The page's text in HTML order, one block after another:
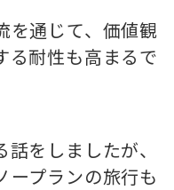
を通じて、価値観
る耐性も高まるで
をしましたが、
ープランの旅行も